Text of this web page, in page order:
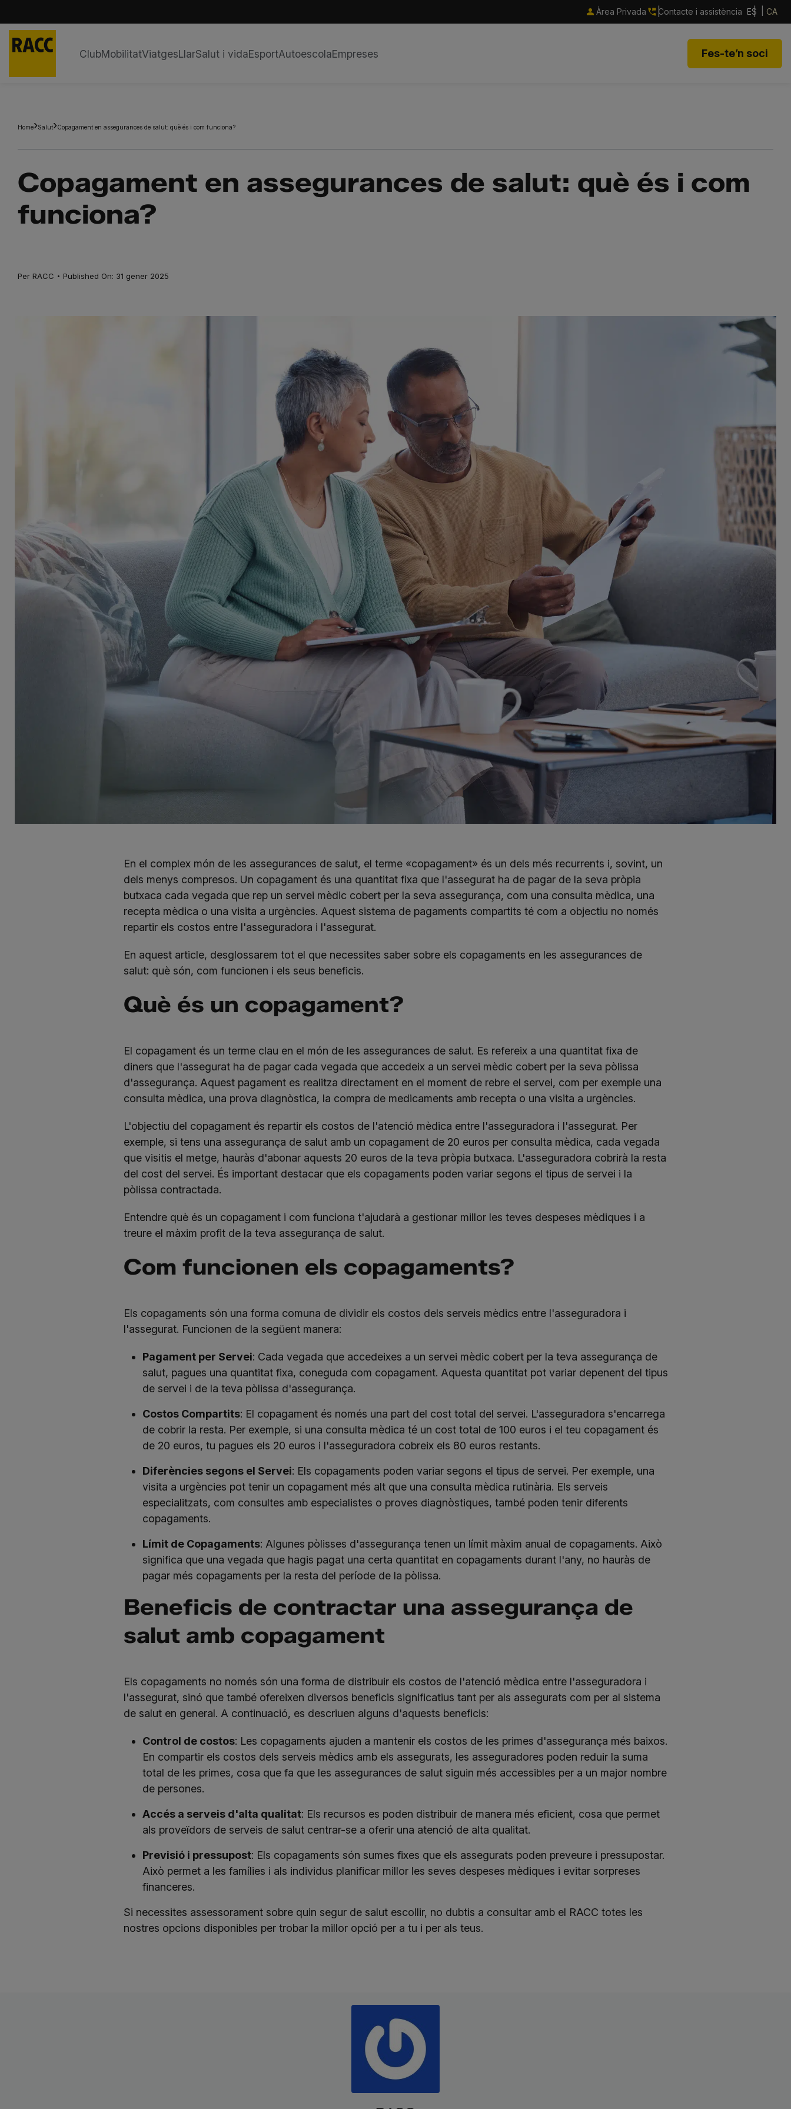
Àrea Privada Contacte i assistència ES CA
ClubMobilitatViatgesLlarSalut i vidaEsportAutoescolaEmpreses Fes-te’n soci
content
Home Salut Copagament en assegurances de salut: què és i com funciona?
Copagament en assegurances de salut: què és i com
funciona?
Per RACC · Published On: 31 gener 2025
En el complex món de les assegurances de salut, el terme «copagament» és un dels més recurrents i, sovint, un
dels menys compresos. Un copagament és una quantitat fixa que l'assegurat ha de pagar de la seva pròpia
butxaca cada vegada que rep un servei mèdic cobert per la seva assegurança, com una consulta mèdica, una
recepta mèdica o una visita a urgències. Aquest sistema de pagaments compartits té com a objectiu no només
repartir els costos entre l'asseguradora i l'assegurat.
En aquest article, desglossarem tot el que necessites saber sobre els copagaments en les assegurances de
salut: què són, com funcionen i els seus beneficis.
Què és un copagament?
El copagament és un terme clau en el món de les assegurances de salut. Es refereix a una quantitat fixa de
diners que l'assegurat ha de pagar cada vegada que accedeix a un servei mèdic cobert per la seva pòlissa
d'assegurança. Aquest pagament es realitza directament en el moment de rebre el servei, com per exemple una
consulta mèdica, una prova diagnòstica, la compra de medicaments amb recepta o una visita a urgències.
L'objectiu del copagament és repartir els costos de l'atenció mèdica entre l'asseguradora i l'assegurat. Per
exemple, si tens una assegurança de salut amb un copagament de 20 euros per consulta mèdica, cada vegada
que visitis el metge, hauràs d'abonar aquests 20 euros de la teva pròpia butxaca. L'asseguradora cobrirà la resta
del cost del servei. És important destacar que els copagaments poden variar segons el tipus de servei i la
pòlissa contractada.
Entendre què és un copagament i com funciona t'ajudarà a gestionar millor les teves despeses mèdiques i a
treure el màxim profit de la teva assegurança de salut.
Com funcionen els copagaments?
Els copagaments són una forma comuna de dividir els costos dels serveis mèdics entre l'asseguradora i
l'assegurat. Funcionen de la següent manera:
Pagament per Servei: Cada vegada que accedeixes a un servei mèdic cobert per la teva assegurança de
salut, pagues una quantitat fixa, coneguda com copagament. Aquesta quantitat pot variar depenent del tipus
de servei i de la teva pòlissa d'assegurança.
Costos Compartits: El copagament és només una part del cost total del servei. L'asseguradora s'encarrega
de cobrir la resta. Per exemple, si una consulta mèdica té un cost total de 100 euros i el teu copagament és
de 20 euros, tu pagues els 20 euros i l'asseguradora cobreix els 80 euros restants.
Diferències segons el Servei: Els copagaments poden variar segons el tipus de servei. Per exemple, una
visita a urgències pot tenir un copagament més alt que una consulta mèdica rutinària. Els serveis
especialitzats, com consultes amb especialistes o proves diagnòstiques, també poden tenir diferents
copagaments.
Límit de Copagaments: Algunes pòlisses d'assegurança tenen un límit màxim anual de copagaments. Això
significa que una vegada que hagis pagat una certa quantitat en copagaments durant l'any, no hauràs de
pagar més copagaments per la resta del període de la pòlissa.
Beneficis de contractar una assegurança de
salut amb copagament
Els copagaments no només són una forma de distribuir els costos de l'atenció mèdica entre l'asseguradora i
l'assegurat, sinó que també ofereixen diversos beneficis significatius tant per als assegurats com per al sistema
de salut en general. A continuació, es descriuen alguns d'aquests beneficis:
Control de costos: Les copagaments ajuden a mantenir els costos de les primes d'assegurança més baixos.
En compartir els costos dels serveis mèdics amb els assegurats, les asseguradores poden reduir la suma
total de les primes, cosa que fa que les assegurances de salut siguin més accessibles per a un major nombre
de persones.
Accés a serveis d'alta qualitat: Els recursos es poden distribuir de manera més eficient, cosa que permet
als proveïdors de serveis de salut centrar-se a oferir una atenció de alta qualitat.
Previsió i pressupost: Els copagaments són sumes fixes que els assegurats poden preveure i pressupostar.
Això permet a les famílies i als individus planificar millor les seves despeses mèdiques i evitar sorpreses
financeres.
Si necessites assessorament sobre quin segur de salut escollir, no dubtis a consultar amb el RACC totes les
nostres opcions disponibles per trobar la millor opció per a tu i per als teus.